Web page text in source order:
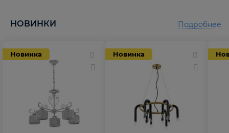
НОВИНКИ
Новинка Новинка
Подробнее